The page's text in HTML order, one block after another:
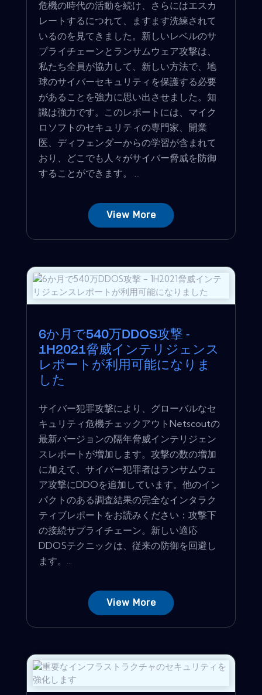
危機の時代の活動を続け、さらにはエスカ
レートするにつれて、ますます洗練されて
いるのを見てきました。新しいレベルのサ
プライチェーンとランサムウェア攻撃は、
私たち全員が協力して、新しい方法で、地
球のサイバーセキュリティを保護する必要
があることを強力に思い出させました。知
識は強力です。このレポートには、マイク
ロソフトのセキュリティの専門家、開業
医、ディフェンダーからの学習が含まれて
おり、どこでも人々がサイバー脅威を防御
することができます。 ...
View More
6か月で540万DDOS攻撃 -
1H2021脅威インテリジェンス
レポートが利用可能になりま
した
サイバー犯罪攻撃により、グローバルなセ
キュリティ危機チェックアウトNetscoutの
最新バージョンの隔年脅威インテリジェン
スレポートが増加します。攻撃の数の増加
に加えて、サイバー犯罪者はランサムウェ
ア攻撃にDDOを追加しています。他のイン
パクトのある調査結果の完全なインタラク
ティブレポートをお読みください：攻撃下
の接続サプライチェーン。新しい適応
DDOSテクニックは、従来の防御を回避し
ます。...
View More